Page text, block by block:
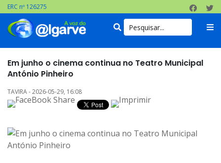
ERC nº 126275
Em junho o cinema continua no Teatro Municipal
António Pinheiro
TAVIRA - 2026-05-29, 16:08